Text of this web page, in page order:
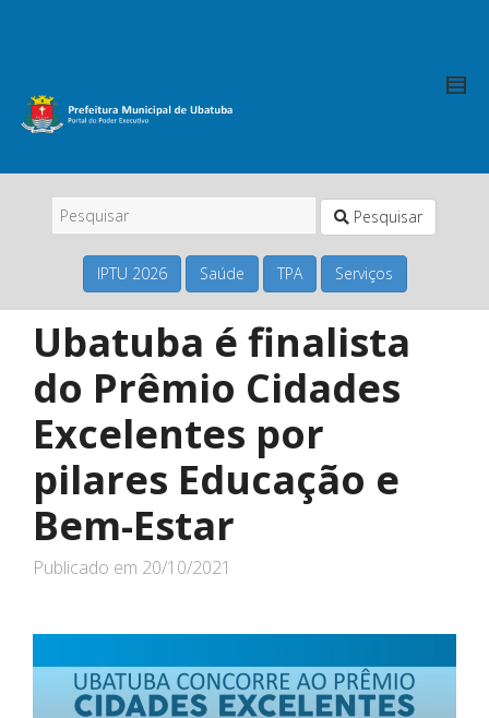
Pesquisar
IPTU 2026 Saúde TPA Serviços
Ubatuba é finalista
do Prêmio Cidades
Excelentes por
pilares Educação e
Bem-Estar
Publicado em 20/10/2021